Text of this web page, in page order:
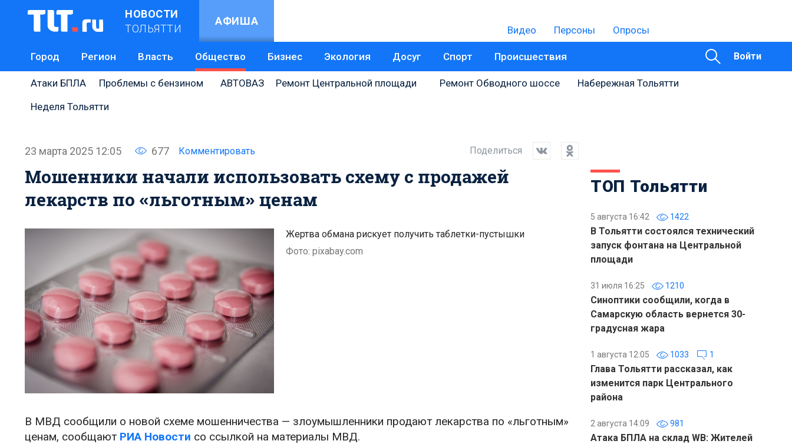
НОВОСТИ
ТОЛЬЯТТИ
АФИША
Видео Персоны Опросы
Город Регион Власть Общество Бизнес Экология Досуг Спорт Происшествия Войти
Атаки БПЛА Проблемы с бензином АВТОВАЗ Ремонт Центральной площади Ремонт Обводного шоссе
Набережная Тольятти
Неделя Тольятти
23 марта 2025 12:05 677 Комментировать Поделиться
Мошенники начали использовать схему с продажей
лекарств по «льготным» ценам
Жертва обмана рискует получить таблетки-пустышки
Фото: pixabay.com
В МВД сообщили о новой схеме мошенничества — злоумышленники продают лекарства по «льготным»
ценам, сообщают РИА Новости со ссылкой на материалы МВД.
ТОП Тольятти
5 августа 16:42 1422
В Тольятти состоялся технический
запуск фонтана на Центральной
площади
31 июля 16:25 1210
Синоптики сообщили, когда в
Самарскую область вернется 30-
градусная жара
1 августа 12:05 1033 1
Глава Тольятти рассказал, как
изменится парк Центрального
района
2 августа 14:09 981
Атака БПЛА на склад WB: Жителей